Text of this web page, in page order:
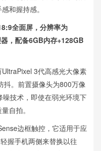
和握持感。
全面屏，分辨率为
，配备6GB内存+128GB
3代高感光大像素
抖。前置摄像头为800万像
技术，即使在弱光环境下
自拍。
边框触控，它适用于应
握手机两侧来替换以往